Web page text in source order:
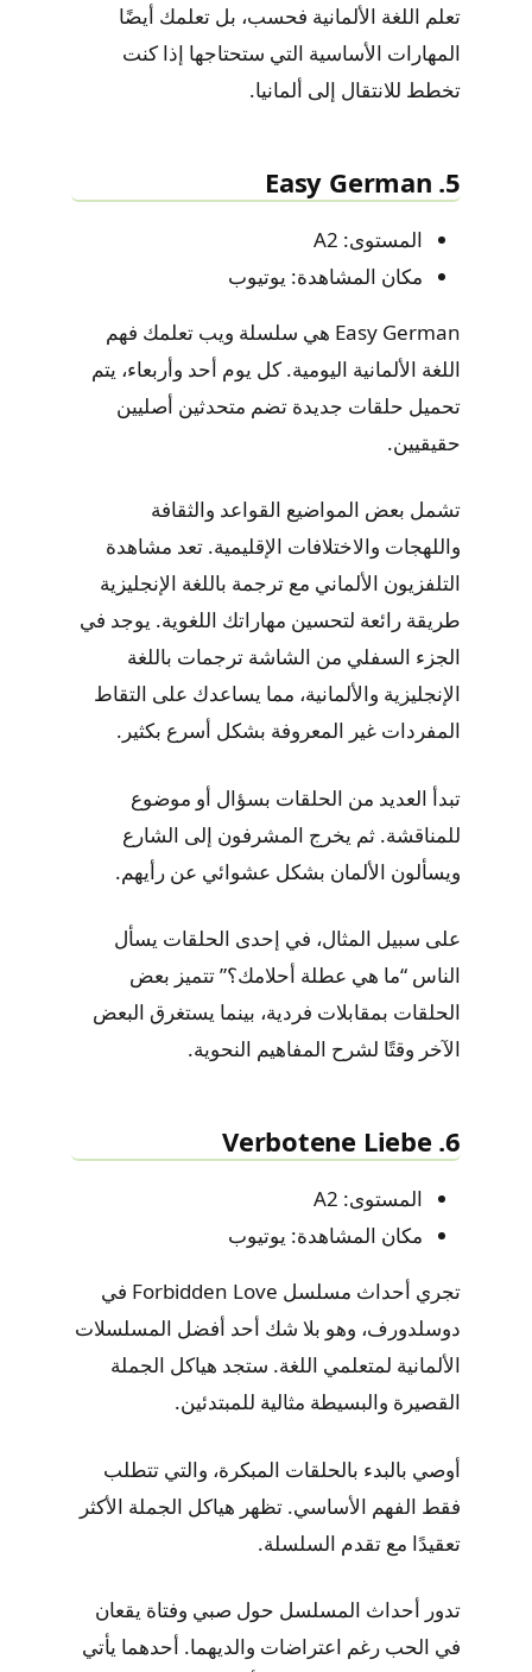
تعلم اللغة الألمانية فحسب، بل تعلمك أيضًا
المهارات الأساسية التي ستحتاجها إذا كنت
تخطط للانتقال إلى ألمانيا.
5. Easy German
المستوى: A2
مكان المشاهدة: يوتيوب
Easy German هي سلسلة ويب تعلمك فهم
اللغة الألمانية اليومية. كل يوم أحد وأربعاء، يتم
تحميل حلقات جديدة تضم متحدثين أصليين
حقيقيين.
تشمل بعض المواضيع القواعد والثقافة
واللهجات والاختلافات الإقليمية. تعد مشاهدة
التلفزيون الألماني مع ترجمة باللغة الإنجليزية
طريقة رائعة لتحسين مهاراتك اللغوية. يوجد في
الجزء السفلي من الشاشة ترجمات باللغة
الإنجليزية والألمانية، مما يساعدك على التقاط
المفردات غير المعروفة بشكل أسرع بكثير.
تبدأ العديد من الحلقات بسؤال أو موضوع
للمناقشة. ثم يخرج المشرفون إلى الشارع
ويسألون الألمان بشكل عشوائي عن رأيهم.
على سبيل المثال، في إحدى الحلقات يسأل
الناس “ما هي عطلة أحلامك؟” تتميز بعض
الحلقات بمقابلات فردية، بينما يستغرق البعض
الآخر وقتًا لشرح المفاهيم النحوية.
6. Verbotene Liebe
المستوى: A2
مكان المشاهدة: يوتيوب
تجري أحداث مسلسل Forbidden Love في
دوسلدورف، وهو بلا شك أحد أفضل المسلسلات
الألمانية لمتعلمي اللغة. ستجد هياكل الجملة
القصيرة والبسيطة مثالية للمبتدئين.
أوصي بالبدء بالحلقات المبكرة، والتي تتطلب
فقط الفهم الأساسي. تظهر هياكل الجملة الأكثر
تعقيدًا مع تقدم السلسلة.
تدور أحداث المسلسل حول صبي وفتاة يقعان
في الحب رغم اعتراضات والديهما. أحدهما يأتي